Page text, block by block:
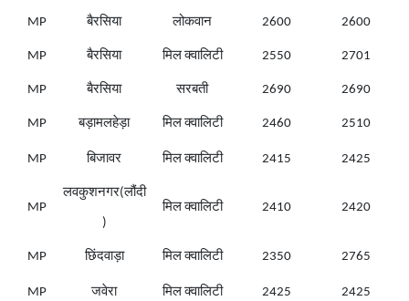
MP बैरसिया लोकवान 2600 2600
MP बैरसिया मिल क्वालिटी 2550 2701
MP बैरसिया सरबती 2690 2690
MP बड़ामलहेड़ा मिल क्वालिटी 2460 2510
MP बिजावर मिल क्वालिटी 2415 2425
MP
लवकुशनगर(लौंदी
)
मिल क्वालिटी 2410 2420
MP छिंदवाड़ा मिल क्वालिटी 2350 2765
MP जवेरा मिल क्वालिटी 2425 2425